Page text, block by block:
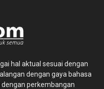
hal aktual sesuai dengan
dengan gaya bahasa
perkembangan